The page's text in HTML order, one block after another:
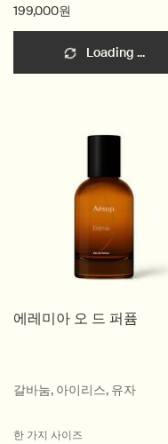
199,000원
Loading ...
에레미아 오 드 퍼퓸
갈바눔, 아이리스, 유자
한 가지 사이즈